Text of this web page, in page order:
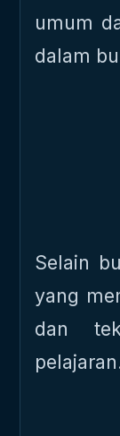
umum
dalam
Selain
yang
dan